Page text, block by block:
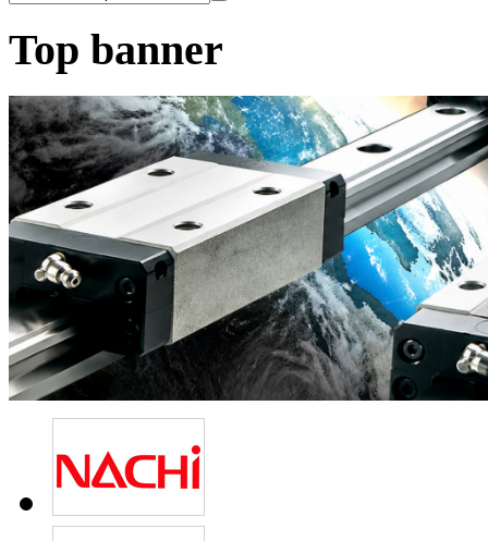
Top banner